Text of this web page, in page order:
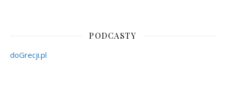
PODCASTY
doGrecji.pl